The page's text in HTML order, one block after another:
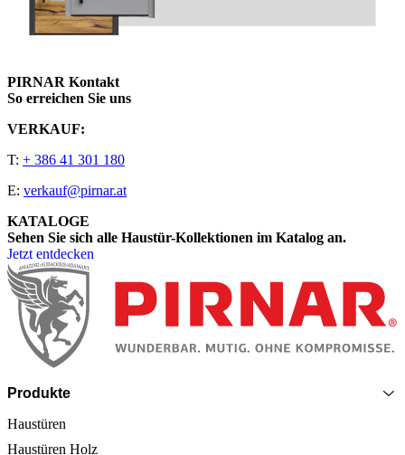
PIRNAR Kontakt
So erreichen Sie uns
VERKAUF:
T: + 386 41 301 180
E: verkauf@pirnar.at
KATALOGE
Sehen Sie sich alle Haustür-Kollektionen im Katalog an.
Jetzt entdecken
Seitenfooter
Produkte
Haustüren
Haustüren Holz